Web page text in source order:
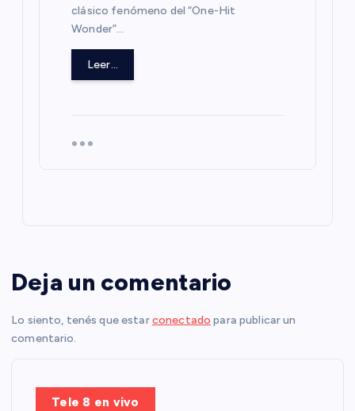
clásico fenómeno del “One-Hit
Wonder”…
Leer...
Deja un comentario
Lo siento, tenés que estarconectado para publicar un
comentario.
Tele 8 en vivo